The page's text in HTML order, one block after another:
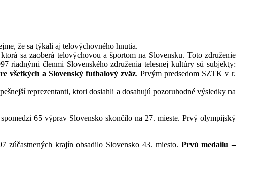
že sa týkali aj telovýchovného hnutia.
sa zaoberá telovýchovou a športom na Slovensku. Toto združenie
riadnými členmi Slovenského združenia telesnej kultúry sú subjekty:
všetkých a Slovenský futbalový zväz. Prvým predsedom SZTK v r.
reprezentanti, ktori dosiahli a dosahujú pozoruhodné výsledky na
65 výprav Slovensko skončilo na 27. mieste. Prvý olympijský
krajín obsadilo Slovensko 43. miesto. Prvú medailu –